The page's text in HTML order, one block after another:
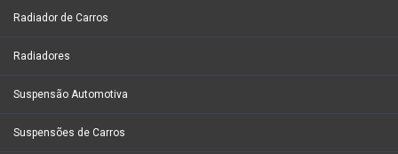
Radiador de Carros
Radiadores
Suspensão Automotiva
Suspensões de Carros